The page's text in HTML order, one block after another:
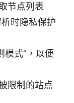
节点列表
时隐私保护
模式”，以便
限制的站点